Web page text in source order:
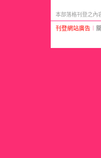
本部落格刊登之內
刊登網站廣告